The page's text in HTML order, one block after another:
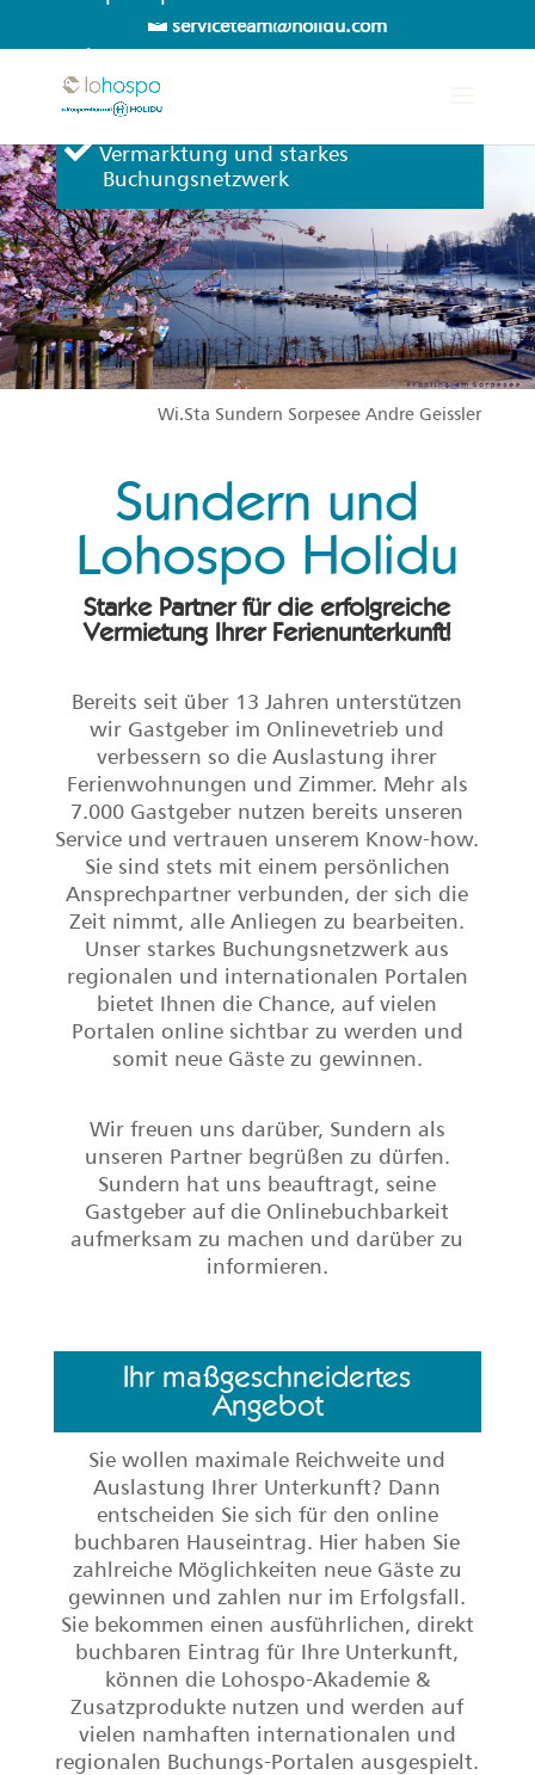
serviceteam@holidu.com
Erreichbarkeit Mo-Sa
Vermarktung und starkes
Buchungsnetzwerk
Wi.Sta Sundern Sorpesee Andre Geissler
Sundern und
Lohospo Holidu
Starke Partner für die erfolgreiche
Vermietung Ihrer Ferienunterkunft!
Bereits seit über 13 Jahren unterstützen
wir Gastgeber im Onlinevetrieb und
verbessern so die Auslastung ihrer
Ferienwohnungen und Zimmer. Mehr als
7.000 Gastgeber nutzen bereits unseren
Service und vertrauen unserem Know-how.
Sie sind stets mit einem persönlichen
Ansprechpartner verbunden, der sich die
Zeit nimmt, alle Anliegen zu bearbeiten.
Unser starkes Buchungsnetzwerk aus
regionalen und internationalen Portalen
bietet Ihnen die Chance, auf vielen
Portalen online sichtbar zu werden und
somit neue Gäste zu gewinnen.
Wir freuen uns darüber, Sundern als
unseren Partner begrüßen zu dürfen.
Sundern hat uns beauftragt, seine
Gastgeber auf die Onlinebuchbarkeit
aufmerksam zu machen und darüber zu
informieren.
Ihr maßgeschneidertes
Angebot
Sie wollen maximale Reichweite und
Auslastung Ihrer Unterkunft? Dann
entscheiden Sie sich für den online
buchbaren Hauseintrag. Hier haben Sie
zahlreiche Möglichkeiten neue Gäste zu
gewinnen und zahlen nur im Erfolgsfall.
Sie bekommen einen ausführlichen, direkt
buchbaren Eintrag für Ihre Unterkunft,
können die Lohospo-Akademie &
Zusatzprodukte nutzen und werden auf
vielen namhaften internationalen und
regionalen Buchungs-Portalen ausgespielt.